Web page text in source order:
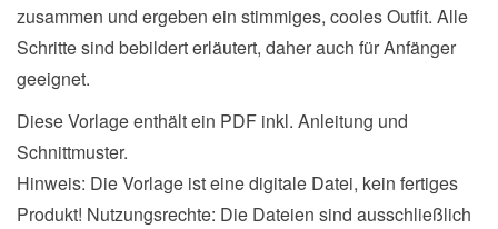
zusammen und ergeben ein stimmiges, cooles Outfit. Alle
Schritte sind bebildert erläutert, daher auch für Anfänger
geeignet.
Diese Vorlage enthält ein PDF inkl. Anleitung und
Schnittmuster.
Hinweis: Die Vorlage ist eine digitale Datei, kein fertiges
Produkt! Nutzungsrechte: Die Dateien sind ausschließlich